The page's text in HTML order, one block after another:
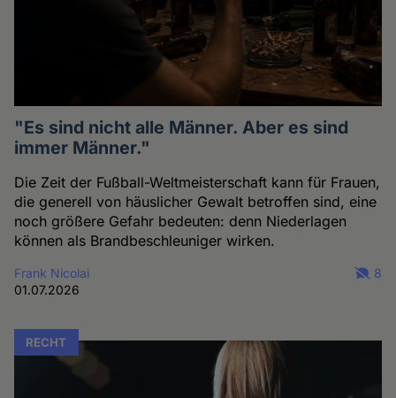
"Es sind nicht alle Männer. Aber es sind
immer Männer."
Die Zeit der Fußball-Weltmeisterschaft kann für Frauen,
die generell von häuslicher Gewalt betroffen sind, eine
noch größere Gefahr bedeuten: denn Niederlagen
können als Brandbeschleuniger wirken.
Frank Nicolai
01.07.2026
8
RECHT